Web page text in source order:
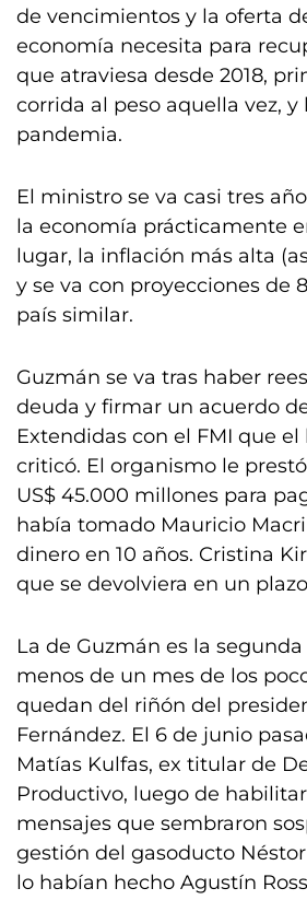
de vencimientos y la oferta
economía necesita para
que atraviesa desde 2018,
corrida al peso aquella vez, y
pandemia.
El ministro se va casi tres
la economía prácticamente
lugar, la inflación más alta
y se va con proyecciones de
país similar.
Guzmán se va tras haber
deuda y firmar un acuerdo
Extendidas con el FMI que
criticó. El organismo le
US$ 45.000 millones para
había tomado Mauricio
dinero en 10 años. Cristina
que se devolviera en un
La de Guzmán es la
menos de un mes de los
quedan del riñón del
Fernández. El 6 de junio
Matías Kulfas, ex titular de
Productivo, luego de
mensajes que sembraron
gestión del gasoducto
lo habían hecho Agustín